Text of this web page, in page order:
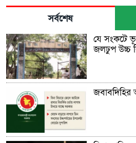
সর্বশেষ
যে সংকটে
জলঢুপ উচ্চ